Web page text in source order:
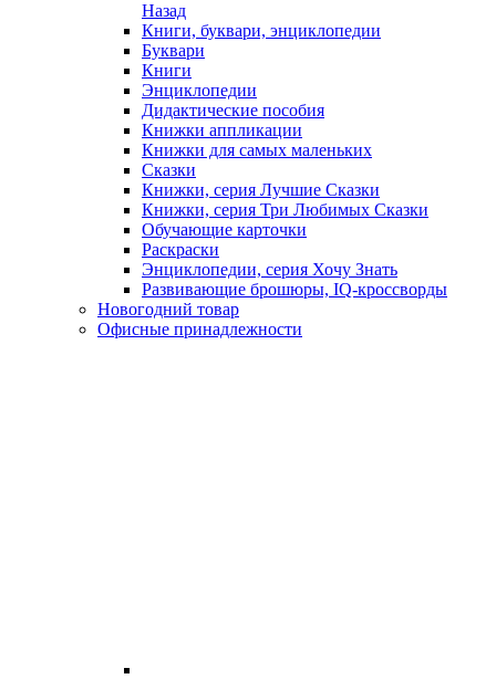
Назад
Книги, буквари, энциклопедии
Буквари
Книги
Энциклопедии
Дидактические пособия
Книжки аппликации
Книжки для самых маленьких
Сказки
Книжки, серия Лучшие Сказки
Книжки, серия Три Любимых Сказки
Обучающие карточки
Раскраски
Энциклопедии, серия Хочу Знать
Развивающие брошюры, IQ-кроссворды
Новогодний товар
Офисные принадлежности